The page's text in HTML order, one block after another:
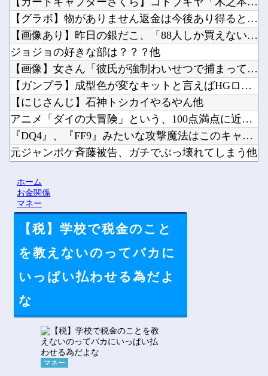
【グラボ】物がありません返金は今後あり得ると思ってるのでサブ...
【画像あり】昨日の銀だこ、「88人しか買えない88円」に大行...
ジョジョの好きな部は？？？他
【画像】女さん「彼氏が強制わいせつで捕まって謝罪の手紙が来た...
【ガンプラ】成型色が変なキットと言えばHGローゼンズール他
【にじさんじ】石神トシカイやるやん他
アニメ「ダイの大冒険」という、100点満点に近い再アニメ化作...
『DQ4』、『FF9』みたいな攻撃魔法はこのキャラって決まっ...
元ジャンポケ斉藤被告、ガチでぶっ壊れてしまう他
Powered by livedoor 相互RSS
ホーム
お金関係
マネー
【税】学校で税金のこと
を教えないのってバカに
いっぱい払わせる為だよ
な
マネー